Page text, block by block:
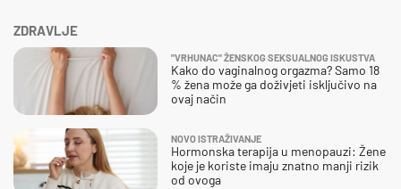
ZDRAVLJE
"VRHUNAC" ŽENSKOG SEKSUALNOG ISKUSTVA
Kako do vaginalnog orgazma? Samo 18
% žena može ga doživjeti isključivo na
ovaj način
NOVO ISTRAŽIVANJE
Hormonska terapija u menopauzi: Žene
koje je koriste imaju znatno manji rizik
od ovoga